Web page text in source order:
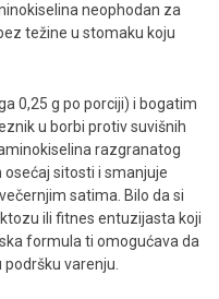
neophodan za
težine u stomaku koju
0,25 g po porciji) i bogatim
u borbi protiv suvišnih
razgranatog
osećaj sitosti i smanjuje
satima. Bilo da si
ili fitnes entuzijasta koji
formula ti omogućava da
varenju.